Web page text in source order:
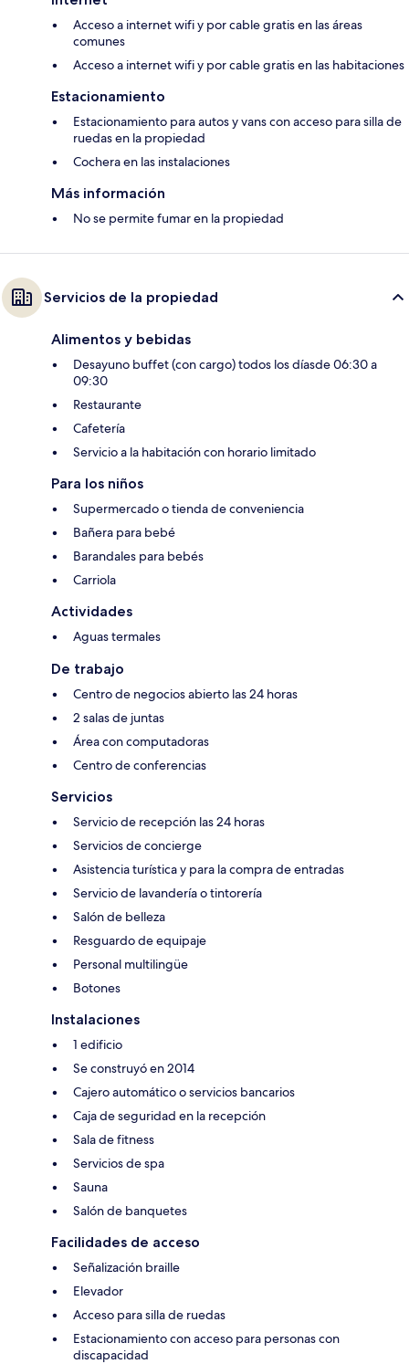
Acceso a internet wifi y por cable gratis en las áreas
comunes
Acceso a internet wifi y por cable gratis en las habitaciones
Estacionamiento
Estacionamiento para autos y vans con acceso para silla de
ruedas en la propiedad
Cochera en las instalaciones
Más información
No se permite fumar en la propiedad
Servicios de la propiedad
Alimentos y bebidas
Desayuno buffet (con cargo) todos los díasde 06:30 a
09:30
Restaurante
Cafetería
Servicio a la habitación con horario limitado
Para los niños
Supermercado o tienda de conveniencia
Bañera para bebé
Barandales para bebés
Carriola
Actividades
Aguas termales
De trabajo
Centro de negocios abierto las 24 horas
2 salas de juntas
Área con computadoras
Centro de conferencias
Servicios
Servicio de recepción las 24 horas
Servicios de concierge
Asistencia turística y para la compra de entradas
Servicio de lavandería o tintorería
Salón de belleza
Resguardo de equipaje
Personal multilingüe
Botones
Instalaciones
1 edificio
Se construyó en 2014
Cajero automático o servicios bancarios
Caja de seguridad en la recepción
Sala de fitness
Servicios de spa
Sauna
Salón de banquetes
Facilidades de acceso
Señalización braille
Elevador
Acceso para silla de ruedas
Estacionamiento con acceso para personas con
discapacidad